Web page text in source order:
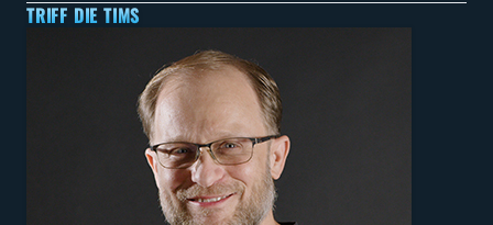
TRIFF DIE TIMS